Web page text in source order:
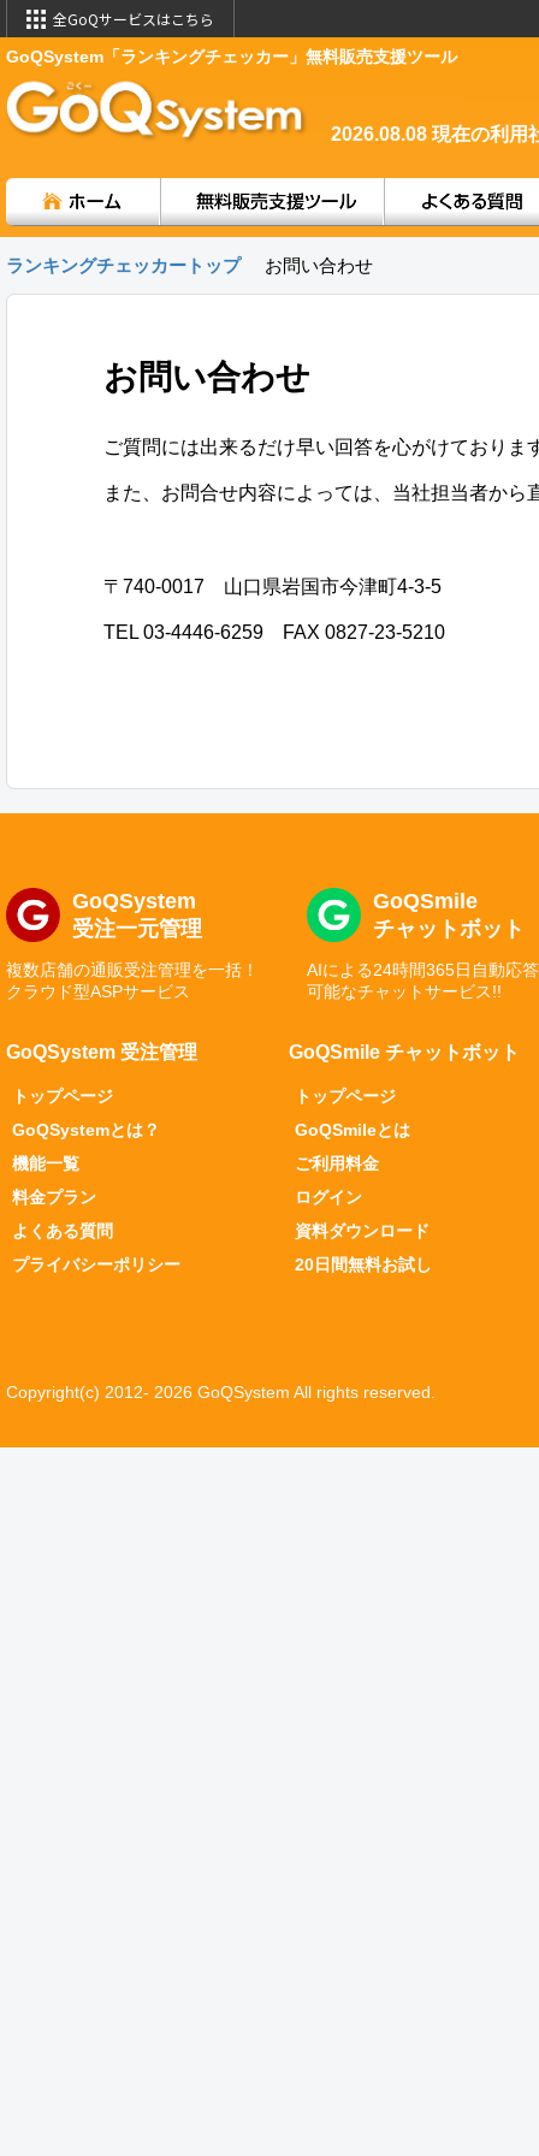
全GoQサービスはこちら
GoQSystem「ランキングチェッカー」無料販売支援ツール
2026.08.08 現在の利用
ランキングチェッカートップ お問い合わせ
お問い合わせ
ご質問には出来るだけ早い回答を心がけており
また、お問合せ内容によっては、当社担当者か
〒740-0017 山口県岩国市今津町4-3-5
TEL 03-4446-6259 FAX 0827-23-5210
GoQSystem
受注一元管理
複数店舗の通販受注管理を一括！
クラウド型ASPサービス
GoQSmile
チャットボット
AIによる24時間365日自動応
可能なチャットサービス!!
GoQSystem 受注管理
トップページ
GoQSystemとは？
機能一覧
料金プラン
よくある質問
プライバシーポリシー
GoQSmile チャットボット
トップページ
GoQSmileとは
ご利用料金
ログイン
資料ダウンロード
20日間無料お試し
Copyright(c) 2012- 2026 GoQSystem All rights reserved.